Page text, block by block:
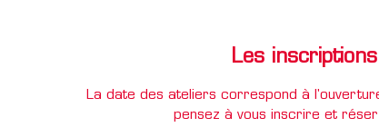
Les
La date des ateliers correspond à
pensez à vous inscrire et